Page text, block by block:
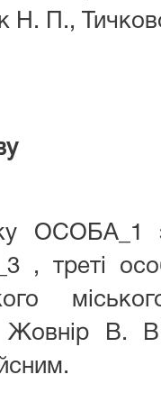
Н. П.,
ОСОБА_1
, треті
Жовнір В.